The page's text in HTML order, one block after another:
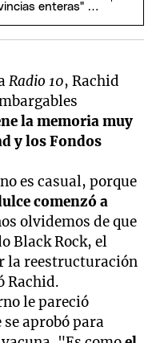
enteras" y
Radio 10, Rachid
la memoria muy
y los Fondos
es casual, porque
comenzó a
olvidemos de que
Black Rock, el
la reestructuración
Rachid.
le pareció
aprobó para